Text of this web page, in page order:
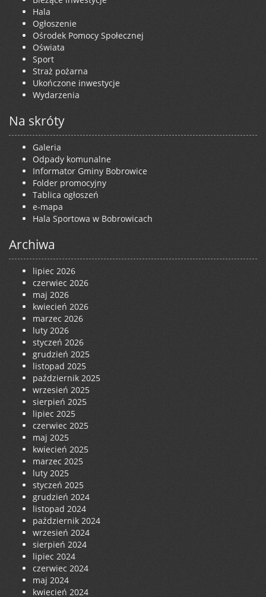
Hala
Ogłoszenie
Ośrodek Pomocy Społecznej
Oświata
Sport
Straż pożarna
Ukończone inwestycje
Wydarzenia
Na skróty
Galeria
Odpady komunalne
Informator Gminy Bobrowice
Folder promocyjny
Tablica ogłoszeń
e-mapa
Hala Sportowa w Bobrowicach
Archiwa
lipiec 2026
czerwiec 2026
maj 2026
kwiecień 2026
marzec 2026
luty 2026
styczeń 2026
grudzień 2025
listopad 2025
październik 2025
wrzesień 2025
sierpień 2025
lipiec 2025
czerwiec 2025
maj 2025
kwiecień 2025
marzec 2025
luty 2025
styczeń 2025
grudzień 2024
listopad 2024
październik 2024
wrzesień 2024
sierpień 2024
lipiec 2024
czerwiec 2024
maj 2024
kwiecień 2024